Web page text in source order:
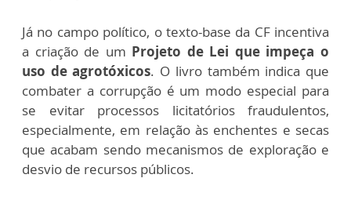
Já no campo político, o texto-base da CF incentiva
a criação de um Projeto de Lei que impeça o
uso de agrotóxicos. O livro também indica que
combater a corrupção é um modo especial para
se evitar processos licitatórios fraudulentos,
especialmente, em relação às enchentes e secas
que acabam sendo mecanismos de exploração e
desvio de recursos públicos.